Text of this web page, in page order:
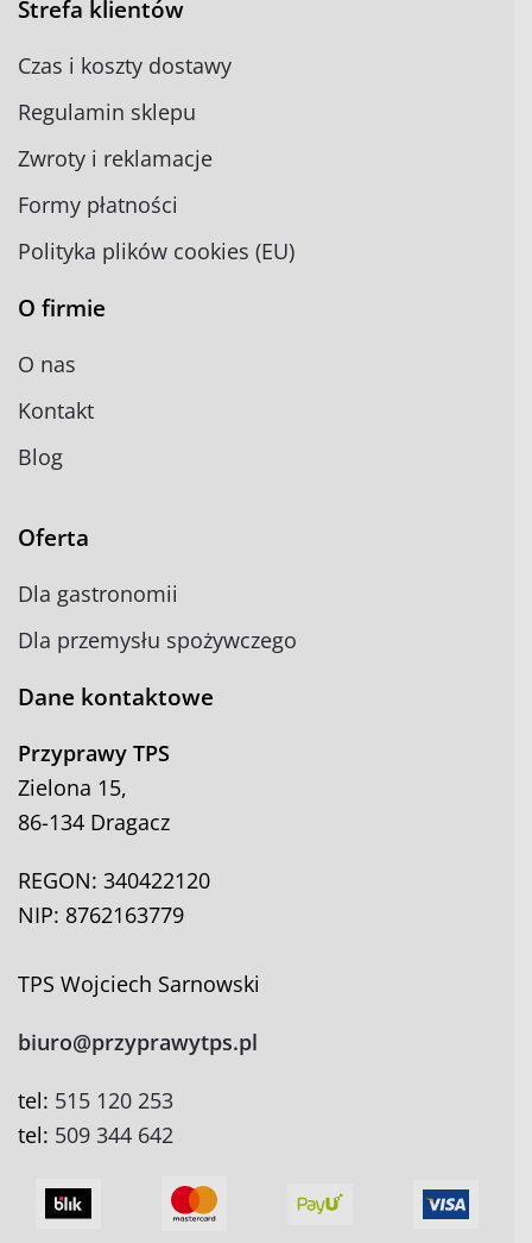
Strefa klientów
Czas i koszty dostawy
Regulamin sklepu
Zwroty i reklamacje
Formy płatności
Polityka plików cookies (EU)
O firmie
O nas
Kontakt
Blog
Oferta
Dla gastronomii
Dla przemysłu spożywczego
Dane kontaktowe
Przyprawy TPS
Zielona 15,
86-134 Dragacz
REGON: 340422120
NIP: 8762163779
TPS Wojciech Sarnowski
biuro@przyprawytps.pl
tel: 515 120 253
tel: 509 344 642